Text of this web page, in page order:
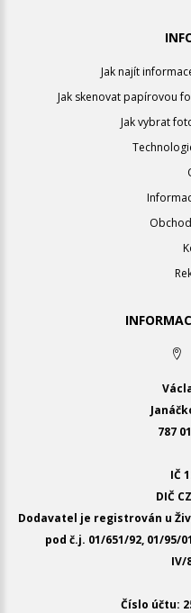
Jak najít
Jak skenovat papírovou
Jak vybrat
787
IČ
DIČ
Dodavatel je registrován u
pod č.j. 01/651/92, 01/95/
IV/
Číslo účtu: